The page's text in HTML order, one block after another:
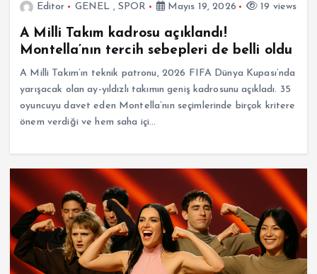
Editor GENEL , SPOR Mayıs 19, 2026 19 views
A Milli Takım kadrosu açıklandı!
Montella’nın tercih sebepleri de belli oldu
A Milli Takım’ın teknik patronu, 2026 FIFA Dünya Kupası’nda
yarışacak olan ay-yıldızlı takımın geniş kadrosunu açıkladı. 35
oyuncuyu davet eden Montella’nın seçimlerinde birçok kritere
önem verdiği ve hem saha içi…